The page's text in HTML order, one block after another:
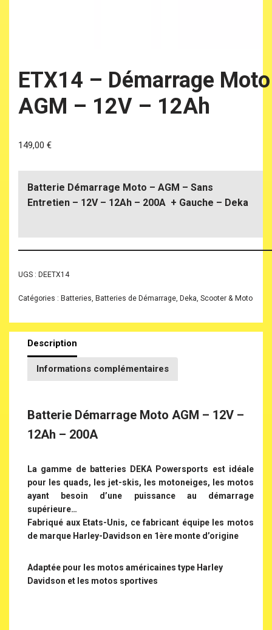
ETX14 – Démarrage Moto
AGM – 12V – 12Ah
149,00 €
Batterie Démarrage Moto – AGM – Sans
Entretien – 12V – 12Ah – 200A + Gauche – Deka
UGS : DEETX14
Catégories : Batteries Batteries de Démarrage Deka Scooter & Moto
Description
Informations complémentaires
Batterie Démarrage Moto AGM – 12V –
12Ah – 200A
La gamme de batteries DEKA Powersports est idéale
pour les quads, les jet-skis, les motoneiges, les motos
ayant besoin d’une puissance au démarrage
supérieure…
Fabriqué aux Etats-Unis, ce fabricant équipe les motos
de marque Harley-Davidson en 1ère monte d’origine
Adaptée pour les motos américaines type Harley
Davidson et les motos sportives